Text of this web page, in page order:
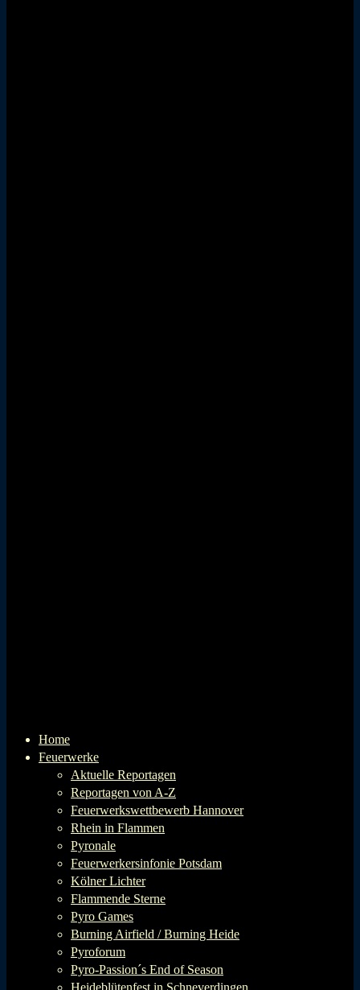
Home
Feuerwerke
Aktuelle Reportagen
Reportagen von A-Z
Feuerwerkswettbewerb Hannover
Rhein in Flammen
Pyronale
Feuerwerkersinfonie Potsdam
Kölner Lichter
Flammende Sterne
Pyro Games
Burning Airfield / Burning Heide
Pyroforum
Pyro-Passion´s End of Season
Heideblütenfest in Schneverdingen